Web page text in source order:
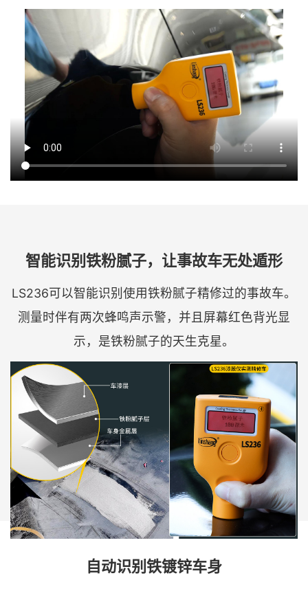
智能识别铁粉腻子，让事故车无处遁形
LS236可以智能识别使用铁粉腻子精修过的事故车。
测量时伴有两次蜂鸣声示警，并且屏幕红色背光显
示，是铁粉腻子的天生克星。
自动识别铁镀锌车身